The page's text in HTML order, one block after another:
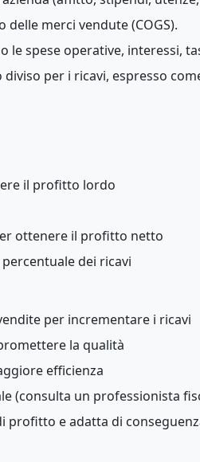
delle merci vendute (COGS).
le spese operative, interessi,
per i ricavi, espresso
il profitto lordo
ottenere il profitto netto
dei ricavi
per incrementare i ricavi
la qualità
efficienza
(consulta un professionista
e adatta di